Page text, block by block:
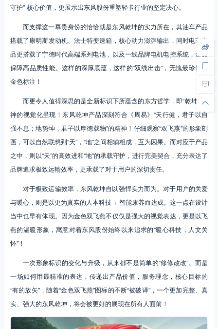
守护” 核心价值，更展示出东风股份重塑轻卡行业的坚定决心。
而支撑这一尊贵身份的恰恰就是东风乾坤的实力所在，其油车产品
搭载了康明斯发动机、法士特变速箱，核心动力澎湃输出，同时电车产
品更搭载了宁德时代高端系列电池，以及一线品牌电机电控系统，全面
保障高品质性能。这样的深厚底蕴，这样的“双线出击”，无愧最珍贵的
金色标注！
而更令人值得深思的是全新标识下所蕴含的东方哲学，即“乾坤” 精
神的视觉化呈现！东风乾坤产品深刻符合《周易》“天行健，君子以自
强不息；地势坤，君子以厚德载物”的精神！仔细观察“双飞燕”的形象刻
画，可以自然联想到“天”，“地”之间相辅相成，互为因果。而对应于产品
之中，则以“天”的高效进和“地”的承载守护，进行完美契合，充分表达了
品牌追求极致运输效率，更承载了对于用户的深切责任。
对于极致运输效率，东风乾坤自以强悍实力而为。对于用户的关爱
与暖心，则是以更为真实的人本科技 + 智能康养而达成。这一点在设计
当中也早有体现。因为金色双飞燕不仅仅是强大的视觉表达，更是以飞
燕的温暖形象，寓意对着东风股份始终以来追求的“暖心科技，人文关
怀”！
一次形象标识的变化与升级，从来都不是简单的“修修改改”。而是
一场如何用最精准的表达，传递出产品价值，服务理念，核心目标的
“有的放矢”，随着“金色双飞燕”图标的不断“被破译”，一个更加完整、真
实、强大的东风乾坤，将会被更好的展现在所有人面前！